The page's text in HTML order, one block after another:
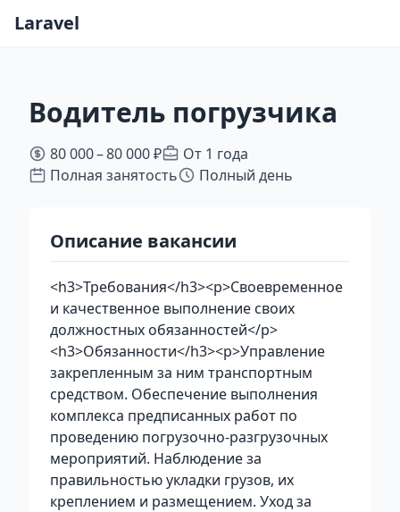
Laravel
Водитель погрузчика
80 000 – 80 000 ₽
От 1 года
Полная занятость
Полный день
Описание вакансии
<h3>Требования</h3><p>Своевременное
и качественное выполнение своих
должностных обязанностей</p>
<h3>Обязанности</h3><p>Управление
закрепленным за ним транспортным
средством. Обеспечение выполнения
комплекса предписанных работ по
проведению погрузочно-разгрузочных
мероприятий. Наблюдение за
правильностью укладки грузов, их
креплением и размещением. Уход за